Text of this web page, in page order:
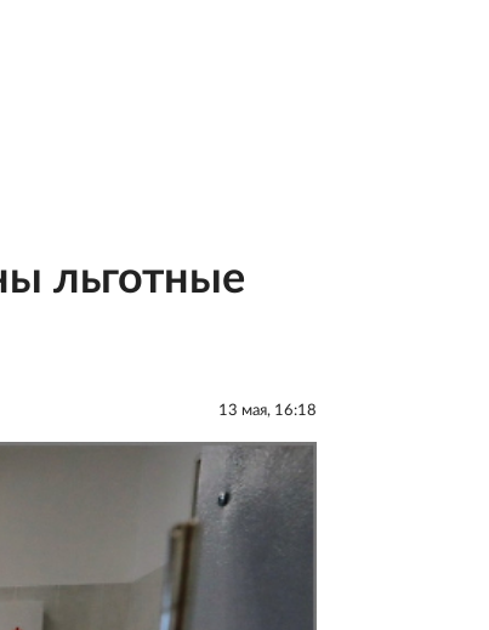
льготные
13 мая, 16:18